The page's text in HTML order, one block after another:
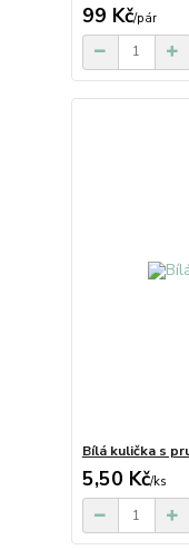
99 Kč/pár
Bílá kulička s
5,50 Kč/ks